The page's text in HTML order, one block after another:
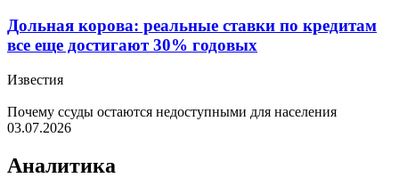
Дольная корова: реальные ставки по кредитам
все еще достигают 30% годовых
Известия
Почему ссуды остаются недоступными для населения
03.07.2026
Аналитика